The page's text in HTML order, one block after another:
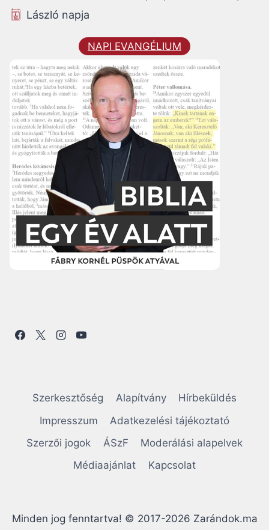
László napja
NAPI EVANGÉLIUM
Szerkesztőség Alapítvány
Hírbeküldés
Impresszum
Adatkezelési tájékoztató
Szerzői jogok
ÁSzF
Moderálási alapelvek
Médiaajánlat
Kapcsolat
Minden jog fenntartva! © 2017-2026 Zarándok.ma